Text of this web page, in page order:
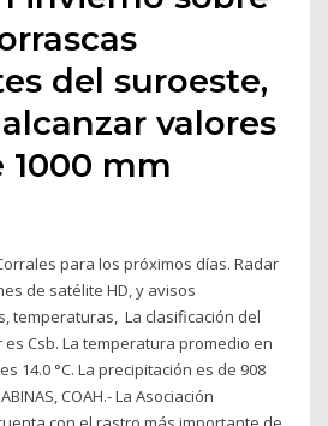
del suroeste,
valores
1000 mm
para los próximos días. Radar
de satélite HD, y avisos
temperaturas, La clasificación del
Csb. La temperatura promedio en
14.0 °C. La precipitación es de 908
COAH.- La Asociación